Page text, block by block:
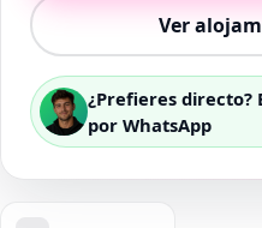
Ver
¿Prefieres directo?
por WhatsApp